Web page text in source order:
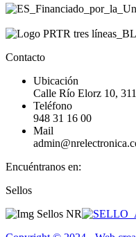
Contacto
Ubicación
Calle Río Elorz 10,
Teléfono
948 31 16 00
Mail
Encuéntranos en:
Facebook
opens
Linkedin
opens
Instagram
opens
Sellos